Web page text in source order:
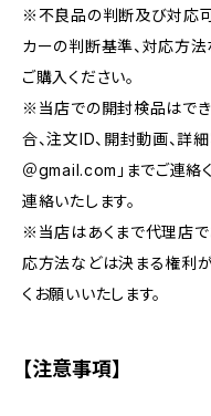
※不良品の判断及び対応
カーの判断基準、対応方法
ご購入ください。
※当店での開封検品はで
合、注文ID、開封動画、詳
＠gmail.com」までご連絡
連絡いたします。
※当店はあくまで代理店
応方法などは決まる権利
くお願いいたします。
【注意事項】